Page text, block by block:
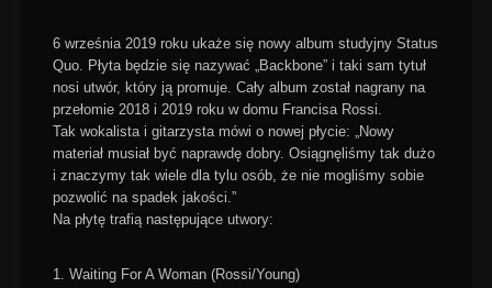
6 września 2019 roku ukaże się nowy album studyjny Status
Quo. Płyta będzie się nazywać „Backbone” i taki sam tytuł
nosi utwór, który ją promuje. Cały album został nagrany na
przełomie 2018 i 2019 roku w domu Francisa Rossi.
Tak wokalista i gitarzysta mówi o nowej płycie: „Nowy
materiał musiał być naprawdę dobry. Osiągnęliśmy tak dużo
i znaczymy tak wiele dla tylu osób, że nie mogliśmy sobie
pozwolić na spadek jakości.”
Na płytę trafią następujące utwory:
1. Waiting For A Woman (Rossi/Young)